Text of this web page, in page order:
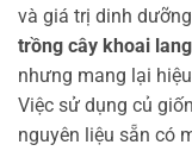
và giá trị dinh
trồng cây khoai
nhưng mang lại
Việc sử dụng củ
nguyên liệu sẵn có